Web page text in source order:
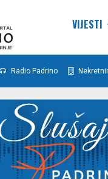
VIJESTI
Radio Padrino